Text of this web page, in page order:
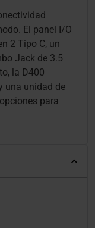
El panel I/O
2 Tipo C, un
Jack de 3.5
la D400
una unidad de
para